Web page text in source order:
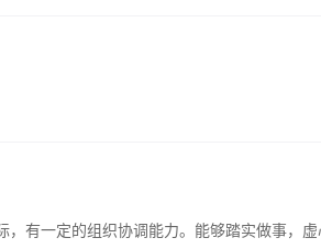
有一定的组织协调能力。能够踏实做事，